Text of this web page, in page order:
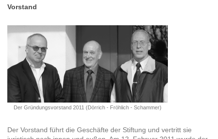
Vorstand
Der Gründungsvorstand 2011 (Dörrich - Fröhlich - Schammer)
Der Vorstand führt die Geschäfte der Stiftung und vertritt sie